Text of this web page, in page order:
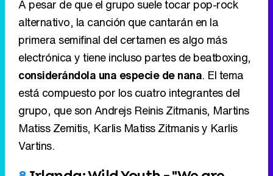
está compuesto por los cuatro integrantes del
grupo, que son Andrejs Reinis Zitmanis, Martins
Matiss Zemitis, Karlis Matiss Zitmanis y Karlis
Vartins.
8Irlanda: Wild Youth - "We are
one"